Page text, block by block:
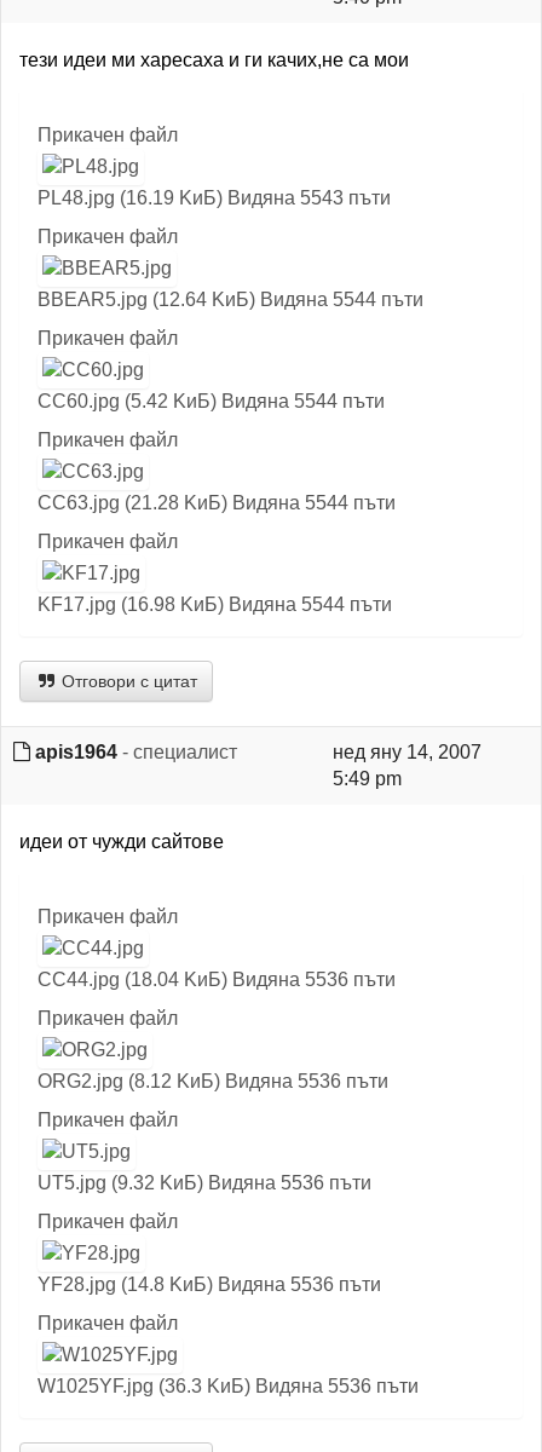
тези идеи ми харесаха и ги качих,не са мои
Прикачен файл
PL48.jpg (16.19 KиБ) Видяна 5543 пъти
Прикачен файл
BBEAR5.jpg (12.64 KиБ) Видяна 5544 пъти
Прикачен файл
CC60.jpg (5.42 KиБ) Видяна 5544 пъти
Прикачен файл
CC63.jpg (21.28 KиБ) Видяна 5544 пъти
Прикачен файл
KF17.jpg (16.98 KиБ) Видяна 5544 пъти
Отговори с цитат
apis1964 - специалист
нед яну 14, 2007
5:49 pm
идеи от чужди сайтове
Прикачен файл
CC44.jpg (18.04 KиБ) Видяна 5536 пъти
Прикачен файл
ORG2.jpg (8.12 KиБ) Видяна 5536 пъти
Прикачен файл
UT5.jpg (9.32 KиБ) Видяна 5536 пъти
Прикачен файл
YF28.jpg (14.8 KиБ) Видяна 5536 пъти
Прикачен файл
W1025YF.jpg (36.3 KиБ) Видяна 5536 пъти